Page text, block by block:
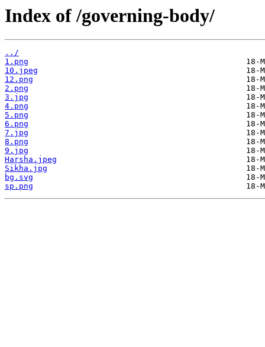
Index of /governing-body/
../
1.png
10.jpeg
12.png
2.png
3.jpg
4.png
5.png
6.png
7.jpg
8.png
9.jpg
Harsha.jpeg
Sikha.jpg
bg.svg
sp.png